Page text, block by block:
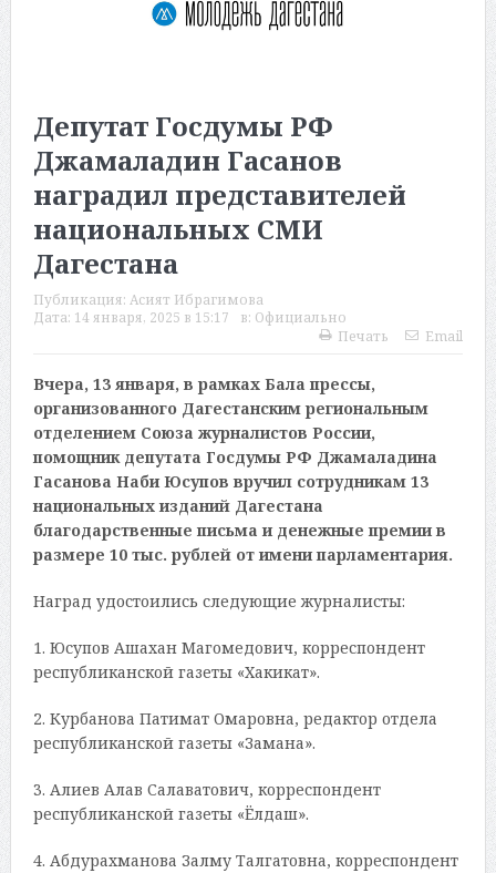
Депутат Госдумы РФ
Джамаладин Гасанов
наградил представителей
национальных СМИ
Дагестана
Публикация: Асият Ибрагимова
Дата: 14 января, 2025 в 15:17 в: Официально
Печать
Email
Вчера, 13 января, в рамках Бала прессы,
организованного Дагестанским региональным
отделением Союза журналистов России,
помощник депутата Госдумы РФ Джамаладина
Гасанова Наби Юсупов вручил сотрудникам 13
национальных изданий Дагестана
благодарственные письма и денежные премии в
размере 10 тыс. рублей от имени парламентария.
Наград удостоились следующие журналисты:
1. Юсупов Ашахан Магомедович, корреспондент
республиканской газеты «Хакикат».
2. Курбанова Патимат Омаровна, редактор отдела
республиканской газеты «Замана».
3. Алиев Алав Салаватович, корреспондент
республиканской газеты «Ёлдаш».
4. Абдурахманова Залму Талгатовна, корреспондент